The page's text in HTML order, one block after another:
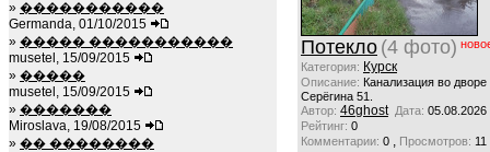
» �����������
Germanda, 01/10/2015
» ����� �����������
musetel, 15/09/2015
» �����
musetel, 15/09/2015
» �������
Miroslava, 19/08/2015
» �� ��������
Потекло (4 фото)
Категория: Курск
Описание: Канализация во
Серёгина 51.
Автор: 46ghost Дата: 05.08.2026
Рейтинг: 0
Комментарии: 0 , Просмотров: 11